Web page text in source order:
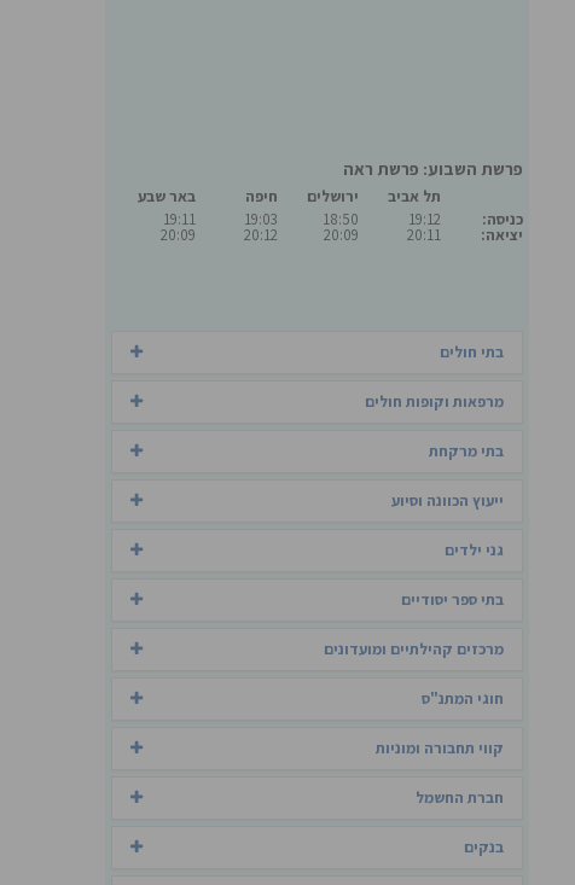
פרשת השבוע: פרשת ראה
כניסה:
יציאה:
תל אביב
19:12
20:11
ירושלים
18:50
20:09
חיפה
19:03
20:12
באר שבע
19:11
20:09
בתי חולים
מרפאות וקופות חולים
בתי מרקחת
ייעוץ הכוונה וסיוע
גני ילדים
בתי ספר יסודיים
מרכזים קהילתיים ומועדונים
חוגי המתנ"ס
קווי תחבורה ומוניות
חברת החשמל
בנקים